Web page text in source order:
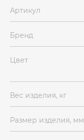
Артикул
Бренд
Цвет
Вес изделия, кг
Размер изделия, мм